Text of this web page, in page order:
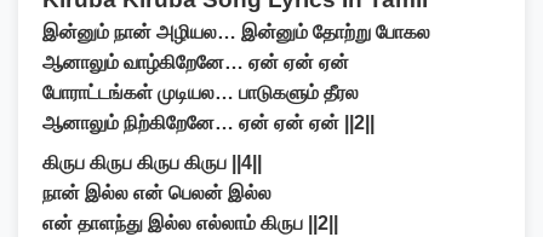
இன்னும் நான் அழியல… இன்னும் தோற்று போகல
ஆனாலும் வாழ்கிறேனே… ஏன் ஏன் ஏன்
போராட்டங்கள் முடியல… பாடுகளும் தீரல
ஆனாலும் நிற்கிறேனே… ஏன் ஏன் ஏன் ||2||
கிருப கிருப கிருப கிருப ||4||
நான் இல்ல என் பெலன் இல்ல
என் தாளந்து இல்ல எல்லாம் கிருப ||2||